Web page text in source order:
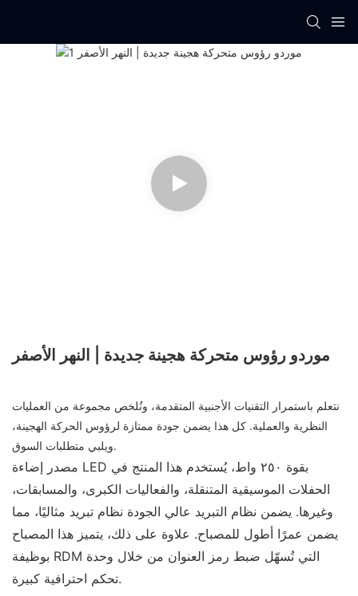
موردو رؤوس متحركة هجينة جديدة | النهر الأصفر
نتعلم باستمرار التقنيات الأجنبية المتقدمة، ونُلخص مجموعة من العمليات
النظرية والعملية. كل هذا يضمن جودة ممتازة لرؤوس الحركة الهجينة،
ويلبي متطلبات السوق.
مصدر إضاءة LED بقوة ٢٥٠ واط، يُستخدم هذا المنتج في
الحفلات الموسيقية المتنقلة، والفعاليات الكبرى، والمسابقات،
وغيرها. يضمن نظام التبريد عالي الجودة نظام تبريد مثاليًا، مما
يضمن عمرًا أطول للمصباح. علاوة على ذلك، يتميز هذا المصباح
بوظيفة RDM التي تُسهّل ضبط رمز العنوان من خلال وحدة
تحكم احترافية كبيرة.